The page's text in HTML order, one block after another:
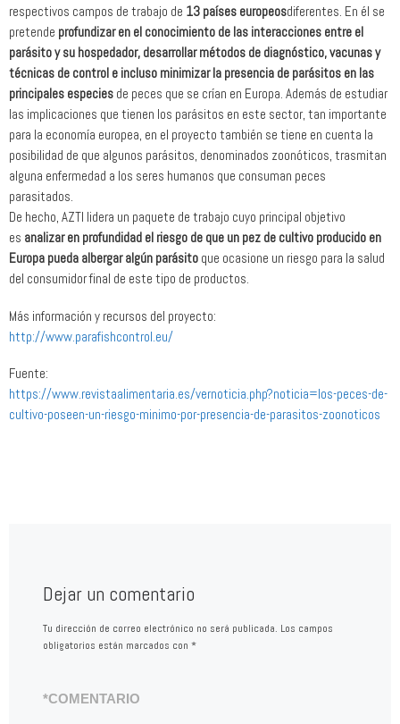
respectivos campos de trabajo de 13 países europeosdiferentes. En él se
pretende profundizar en el conocimiento de las interacciones entre el
parásito y su hospedador, desarrollar métodos de diagnóstico, vacunas y
técnicas de control e incluso minimizar la presencia de parásitos en las
principales especies de peces que se crían en Europa. Además de estudiar
las implicaciones que tienen los parásitos en este sector, tan importante
para la economía europea, en el proyecto también se tiene en cuenta la
posibilidad de que algunos parásitos, denominados zoonóticos, trasmitan
alguna enfermedad a los seres humanos que consuman peces
parasitados.
De hecho, AZTI lidera un paquete de trabajo cuyo principal objetivo
es analizar en profundidad el riesgo de que un pez de cultivo producido en
Europa pueda albergar algún parásito que ocasione un riesgo para la salud
del consumidor final de este tipo de productos.
Más información y recursos del proyecto:
http://www.parafishcontrol.eu/
Fuente:
https://www.revistaalimentaria.es/vernoticia.php?noticia=los-peces-de-
cultivo-poseen-un-riesgo-minimo-por-presencia-de-parasitos-zoonoticos
Dejar un comentario
Tu dirección de correo electrónico no será publicada. Los campos
obligatorios están marcados con *
COMENTARIO
*